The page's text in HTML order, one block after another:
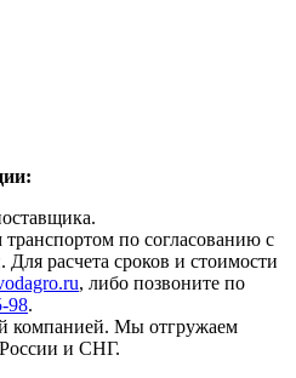
по согласованию с
расчета сроков и стоимости
, либо позвоните по
98.
компанией. Мы отгружаем
и СНГ.